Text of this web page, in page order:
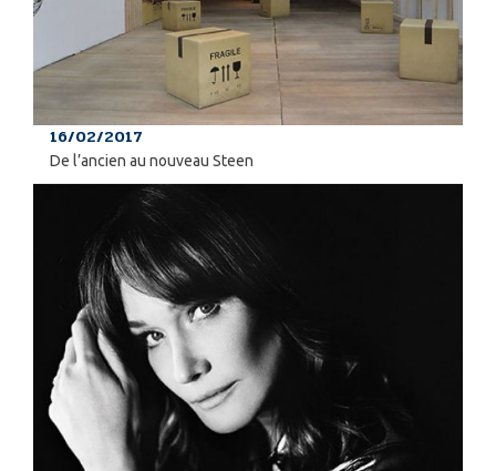
16/02/2017
De l’ancien au nouveau Steen